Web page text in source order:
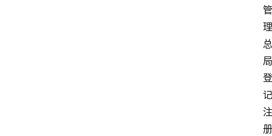
管
理
总
局
登
记
注
册